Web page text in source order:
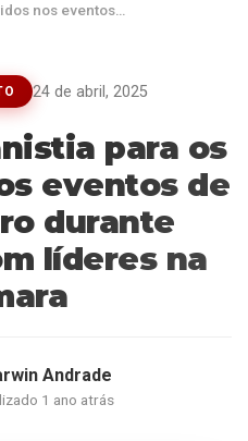
nos eventos…
24 de abril, 2025
para os
eventos de
durante
líderes na
Andrade
1 ano atrás